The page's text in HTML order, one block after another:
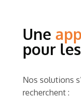
Une
pour
Nos solutions
recherchent :